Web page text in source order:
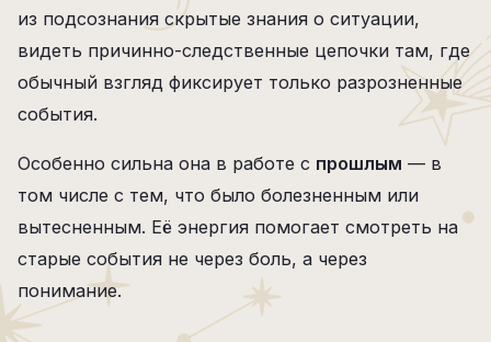
из подсознания скрытые знания о ситуации,
видеть причинно-следственные цепочки там, где
обычный взгляд фиксирует только разрозненные
события.
Особенно сильна она в работе с прошлым — в
том числе с тем, что было болезненным или
вытесненным. Её энергия помогает смотреть на
старые события не через боль, а через
понимание.